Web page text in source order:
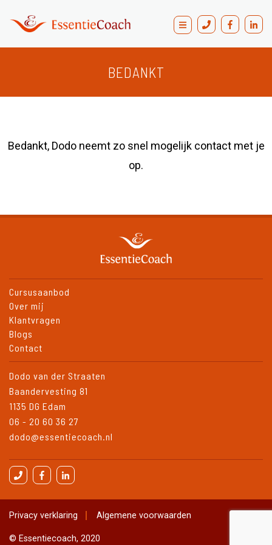
Contact
BEDANKT
Bedankt, Dodo neemt zo snel mogelijk contact met je
op.
Cursusaanbod
Over mij
Klantvragen
Blogs
Contact
Dodo van der Straaten
Baandervesting 81
1135 DG Edam
06 - 20 60 36 27
dodo@essentiecoach.nl
Privacy verklaring Algemene voorwaarden
© Essentiecoach, 2020